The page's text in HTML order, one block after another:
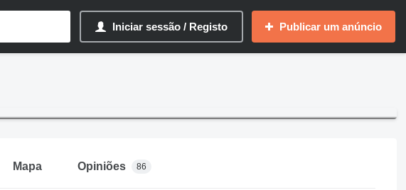
Iniciar sessão / Registo Publicar um anúncio
Mapa Opiniões 86